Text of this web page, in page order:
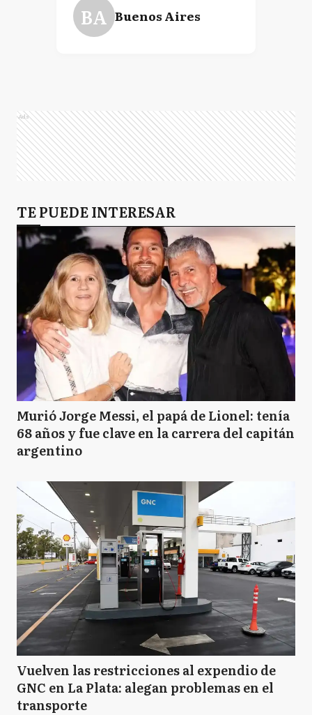
BA Buenos Aires
Ads
TE PUEDE INTERESAR
Murió Jorge Messi, el papá de Lionel: tenía
68 años y fue clave en la carrera del capitán
argentino
Vuelven las restricciones al expendio de
GNC en La Plata: alegan problemas en el
transporte